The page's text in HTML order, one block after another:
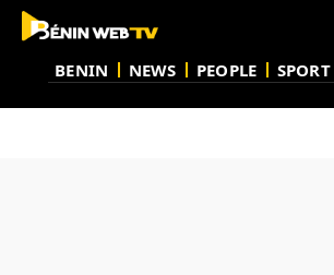
BENIN NEWS PEOPLE SPORT